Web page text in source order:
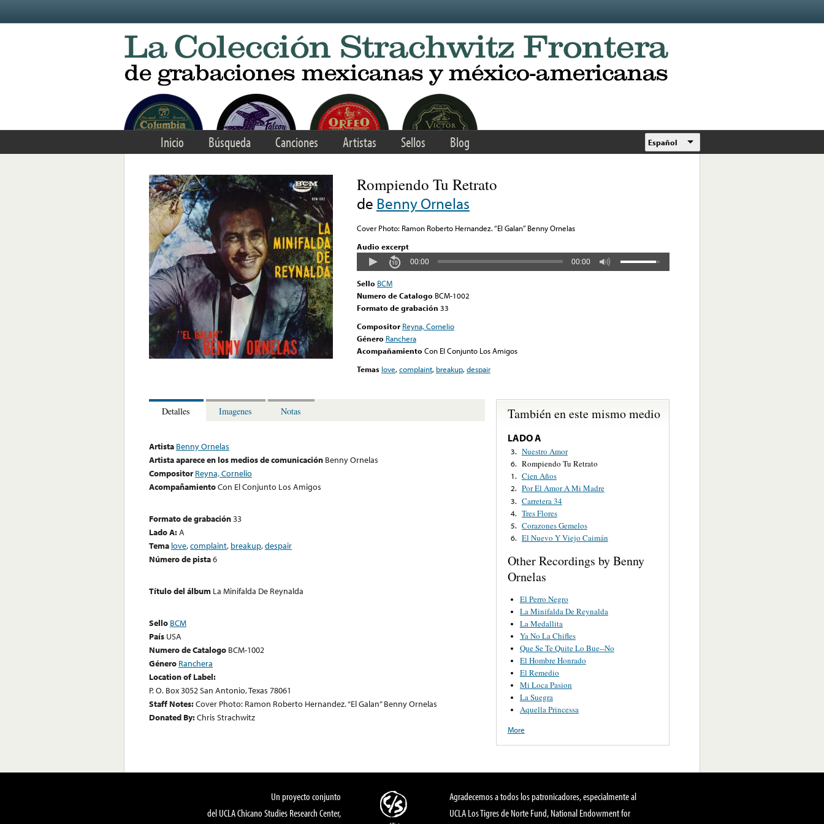
Inicio Búsqueda Canciones Artistas Sellos Blog Español
Rompiendo Tu Retrato
de Benny Ornelas
Cover Photo: Ramon Roberto Hernandez. “El Galan” Benny Ornelas
Audio excerpt
00:00 00:00
Sello BCM
Numero de Catalogo BCM-1002
Formato de grabación 33
Compositor Reyna, Cornelio
Género Ranchera
Acompañamiento Con El Conjunto Los Amigos
Temas love,complaint, breakup,despair
Detalles Imagenes Notas
Artista Benny Ornelas
Artista aparece en los medios de comunicación Benny Ornelas
Compositor Reyna, Cornelio
AcompañamientoCon El Conjunto Los Amigos
Formato de grabación33
Lado A:A
Tema love,complaint, breakup,despair
Número de pista6
Título del álbum La Minifalda De Reynalda
Sello BCM
País USA
Numero de Catalogo BCM-1002
Género Ranchera
Location of Label:
P. O. Box 3052 San Antonio, Texas 78061
Staff Notes:Cover Photo: Ramon Roberto Hernandez. “El Galan” Benny Ornelas
Donated By:Chris Strachwitz
También en este mismo medio
LADO A
3. Nuestro Amor
6. Rompiendo Tu Retrato
1. Cien Años
2. Por El Amor A Mi Madre
3. Carretera 34
4. Tres Flores
5. Corazones Gemelos
6. El Nuevo Y Viejo Caimán
Other Recordings by Benny
Ornelas
El Perro Negro
La Minifalda De Reynalda
La Medallita
Ya No La Chifles
Que Se Te Quite Lo Bue--No
El Hombre Honrado
El Remedio
Mi Loca Pasion
La Suegra
Aquella Princessa
More
Un proyecto conjunto
del UCLA Chicano Studies Research Center,
Agradecemos a todos los patronicadores, especialmente al
UCLA Los Tigres de Norte Fund, National Endowment for